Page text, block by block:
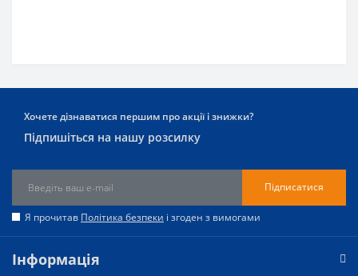
Хочете дізнаватися першим про акції і знижки?
Підпишіться на нашу розсилку
Підписатися
Я прочитав Політика безпеки і згоден з вимогами
Інформація